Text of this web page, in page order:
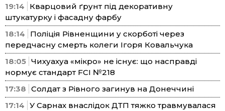
19:14
Кварцовий ґрунт під декоративну
штукатурку і фасадну фарбу
18:14
Поліція Рівненщини у скорботі через
передчасну смерть колеги Ігоря Ковальчука
18:05 Чихуахуа «мікро» не існує: що насправді
нормує стандарт FCI №218
17:38 Солдат з Рівного загинув на Донеччині
17:14 У Сарнах внаслідок ДТП тяжко травмувалася